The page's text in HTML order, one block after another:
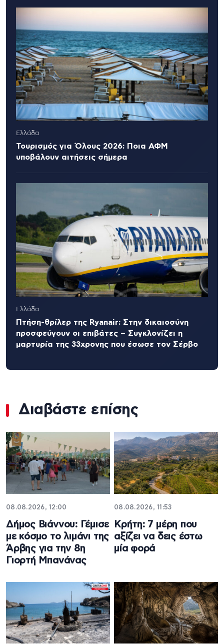
Ελλάδα
Τουρισμός για Όλους 2026: Ποια ΑΦΜ
υποβάλουν αιτήσεις σήμερα
Ελλάδα
Πτήση-θρίλερ της Ryanair: Στην δικαιοσύνη
προσφεύγουν οι επιβάτες – Συγκλονίζει η
μαρτυρία της 33χρονης που έσωσε τον Σέρβο
Διαβάστε επίσης
08.08.2026, 12:00
Δήμος Βιάννου: Γέμισε
με κόσμο το λιμάνι της
Άρβης για την 8η
Γιορτή Μπανάνας
08.08.2026, 11:53
Κρήτη: 7 μέρη που
αξίζει να δεις έστω
μία φορά